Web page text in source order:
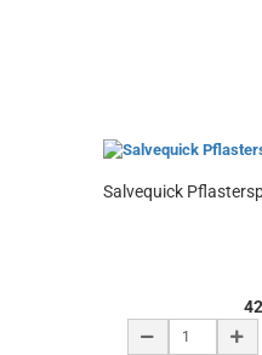
Salvequick